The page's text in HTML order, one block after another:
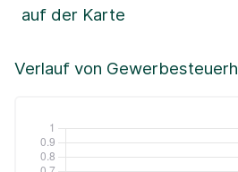
Verlauf von
auf der Karte
+
Leaflet|©OpenStreetMap,